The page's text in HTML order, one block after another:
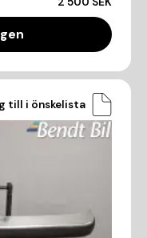
till i önskelista